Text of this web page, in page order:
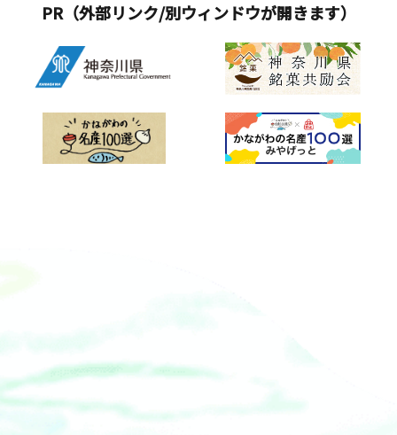
PR（外部リンク/別ウィンドウが開きます）